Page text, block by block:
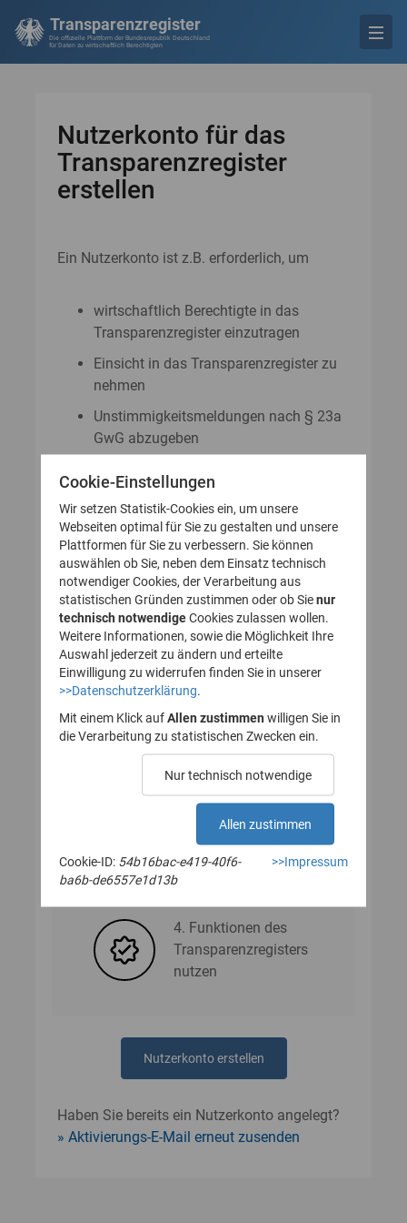
Transparenzregister
Die offizielle Plattform der Bundesrepublik Deutschland
für Daten zu wirtschaftlich Berechtigten
Nutzerkonto für das
Transparenzregister
erstellen
Ein Nutzerkonto ist z.B. erforderlich, um
wirtschaftlich Berechtigte in das
Transparenzregister einzutragen
Einsicht in das Transparenzregister zu
nehmen
Unstimmigkeitsmeldungen nach § 23a
GwG abzugeben
GwG zu stellen
So legen Sie Ihr Nutzerkonto für
das Transparenzregister an
(Registrierung):
1. Nutzerkonto erstellen
des Nutzerkontos
bestätigen
3. Nutzerdaten angeben
4. Funktionen des
Transparenzregisters
nutzen
Nutzerkonto erstellen
Haben Sie bereits ein Nutzerkonto angelegt?
Aktivierungs-E-Mail erneut zusenden
Cookie-Einstellungen
Wir setzen Statistik-Cookies ein, um unsere
Webseiten optimal für Sie zu gestalten und unsere
Plattformen für Sie zu verbessern. Sie können
auswählen ob Sie, neben dem Einsatz technisch
notwendiger Cookies, der Verarbeitung aus
statistischen Gründen zustimmen oder ob Sienur
technisch notwendigeCookies zulassen wollen.
Weitere Informationen, sowie die Möglichkeit Ihre
Auswahl jederzeit zu ändern und erteilte
Einwilligung zu widerrufen finden Sie in unserer
>>Datenschutzerklärung
Mit einem Klick auf Allen zustimmen willigen Sie in
die Verarbeitung zu statistischen Zwecken ein.
Nur technisch notwendige
Allen zustimmen
Cookie-ID: 54b16bac-e419-40f6-
ba6b-de6557e1d13b
>>Impressum